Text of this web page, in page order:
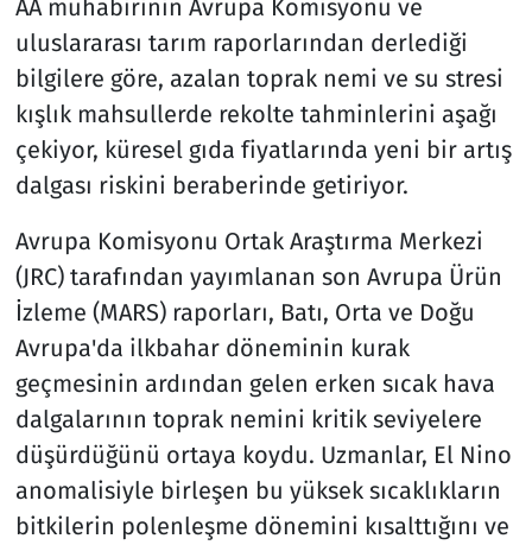
AA muhabirinin Avrupa Komisyonu ve
uluslararası tarım raporlarından derlediği
bilgilere göre, azalan toprak nemi ve su stresi
kışlık mahsullerde rekolte tahminlerini aşağı
çekiyor, küresel gıda fiyatlarında yeni bir artış
dalgası riskini beraberinde getiriyor.
Avrupa Komisyonu Ortak Araştırma Merkezi
(JRC) tarafından yayımlanan son Avrupa Ürün
İzleme (MARS) raporları, Batı, Orta ve Doğu
Avrupa'da ilkbahar döneminin kurak
geçmesinin ardından gelen erken sıcak hava
dalgalarının toprak nemini kritik seviyelere
düşürdüğünü ortaya koydu. Uzmanlar, El Nino
anomalisiyle birleşen bu yüksek sıcaklıkların
bitkilerin polenleşme dönemini kısalttığını ve